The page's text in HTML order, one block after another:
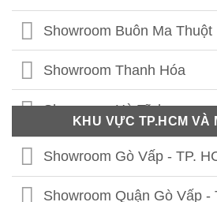
Showroom Thái Bình
Showroom Vĩnh Phúc
Showroom Thái Nguyên
Showroom Phú Thọ
Showroom Tuyên Quang
Showroom Buôn Ma Thuột
Showroom Thanh Hóa
Showroom Hà Tĩnh
Showroom Quảng Bình
Showroom Quảng Trị
KHU VỰC TP.HCM VÀ
Showroom Gò Vấp - TP.
Showroom Quận Gò Vấp -